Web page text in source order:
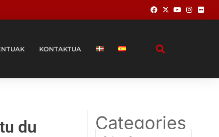
KONTAKTUA
du
Categories